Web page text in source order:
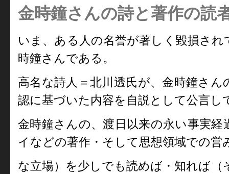
金時鐘さんの詩と著作の読
いま、ある人の名誉が著しく毀損さ
時鐘さんである。
高名な詩人＝北川透氏が、金時鐘さ
認に基づいた内容を自説として公言し
金時鐘さんの、渡日以来の永い事実
イなどの著作・そして思想領域での営
な立場）を少しでも読めば・知れば